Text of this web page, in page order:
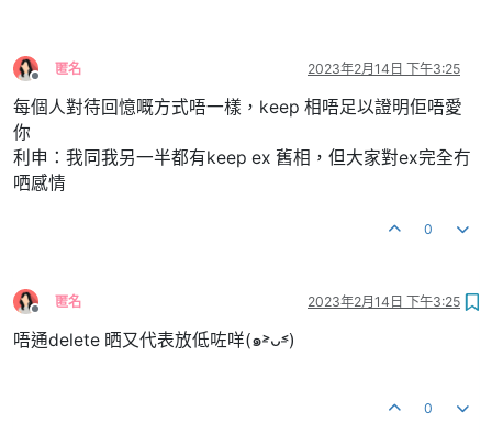
離線
匿名 2023年2月14日 下午3:25
每個人對待回憶嘅方式唔一樣，keep 相唔足以證明佢唔愛
你
利申：我同我另一半都有keep ex 舊相，但大家對ex完全冇
哂感情
0
離線
匿名 2023年2月14日 下午3:25
唔通delete 晒又代表放低咗咩(๑˃̵ᴗ˂̵)
0